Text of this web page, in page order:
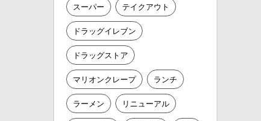
スーパー テイクアウト
ドラッグイレブン
ドラッグストア
マリオンクレープ ランチ
ラーメン リニューアル